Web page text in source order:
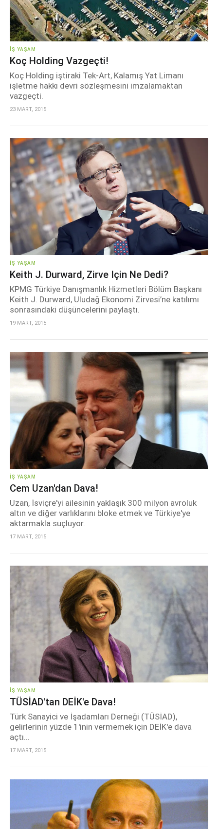
İŞ YAŞAM
Koç Holding Vazgeçti!
Koç Holding iştiraki Tek-Art, Kalamış Yat Limanı
işletme hakkı devri sözleşmesini imzalamaktan
vazgeçti.
23 MART, 2015
İŞ YAŞAM
Keith J. Durward, Zirve Için Ne Dedi?
KPMG Türkiye Danışmanlık Hizmetleri Bölüm Başkanı
Keith J. Durward, Uludağ Ekonomi Zirvesi’ne katılımı
sonrasındaki düşüncelerini paylaştı.
19 MART, 2015
İŞ YAŞAM
Cem Uzan'dan Dava!
Uzan, İsviçre'yi ailesinin yaklaşık 300 milyon avroluk
altın ve diğer varlıklarını bloke etmek ve Türkiye'ye
aktarmakla suçluyor.
17 MART, 2015
İŞ YAŞAM
TÜSİAD'tan DEİK'e Dava!
Türk Sanayici ve İşadamları Derneği (TÜSİAD),
gelirlerinin yüzde 1'inin vermemek için DEİK'e dava
açtı...
17 MART, 2015